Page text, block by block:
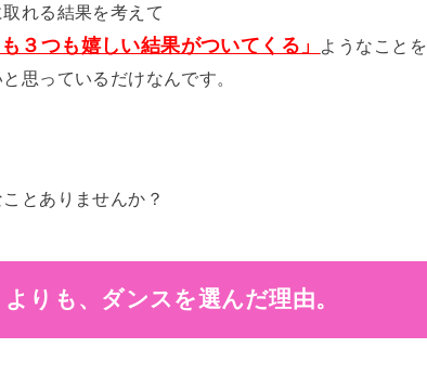
れる結果を考えて
３つも嬉しい結果がついてくる」
ようなことを
思っているだけなんです。
とありませんか？
りも、ダンスを選んだ理由。